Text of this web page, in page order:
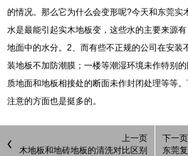
的情况。那么它为什么会变形呢?今天和东莞实
水是最能引起实木地板变，这些水的主要来源
地面中的水分。2、而有些不正规的公司在安装
装地板不加防潮膜；一楼等潮湿环境未作特别
质地面和地板相接处的断面未作封闭处理等等
注意的方面也是挺多的。
上一页
木地板和地砖地板的清洗对比区别
下一页
东莞